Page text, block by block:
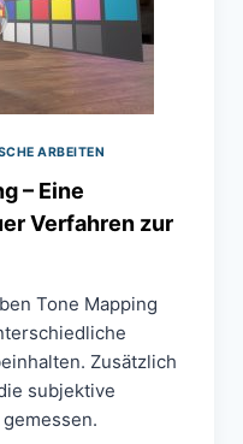
ARBEITEN
– Eine
Verfahren zur
Tone Mapping
Zusätzlich
subjektive